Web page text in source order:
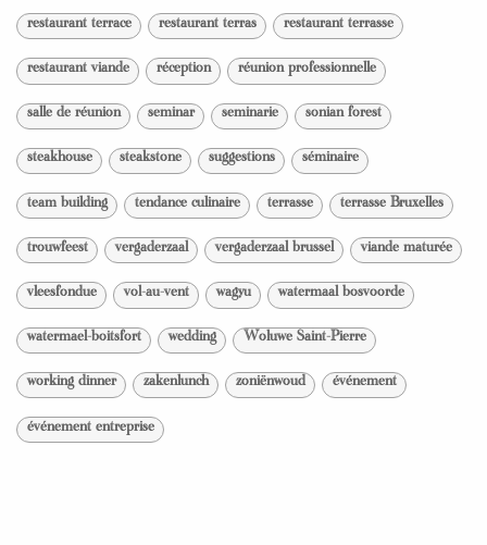
restaurant terrace restaurant terras restaurant terrasse
restaurant viande réception réunion professionnelle
salle de réunion seminar seminarie sonian forest
steakhouse steakstone suggestions séminaire
team building tendance culinaire terrasse terrasse Bruxelles
trouwfeest vergaderzaal vergaderzaal brussel viande maturée
vleesfondue vol-au-vent wagyu watermaal bosvoorde
watermael-boitsfort wedding Woluwe Saint-Pierre
working dinner zakenlunch zoniënwoud événement
événement entreprise